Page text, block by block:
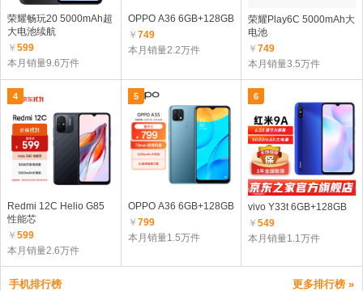
荣耀畅玩20 5000mAh超
大电池续航
￥ 599
本月销量9.6万件
OPPO A36 6GB+128GB
￥ 749
本月销量2.2万件
荣耀Play6C 5000mAh大
电池
￥749
本月销量3.5万件
4
Redmi 12C Helio G85
性能芯
￥ 599
本月销量2.6万件
5
OPPO A36 6GB+128GB
￥ 799
本月销量1.5万件
6
vivo Y33t 6GB+128GB
￥549
本月销量1.1万件
手机排行榜 更多排行榜 »